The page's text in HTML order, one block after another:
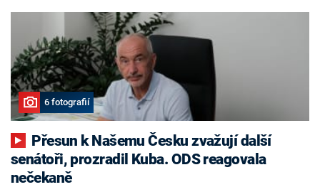
6 fotografií
senátoři, prozradil Kuba. ODS reagovala
nečekaně